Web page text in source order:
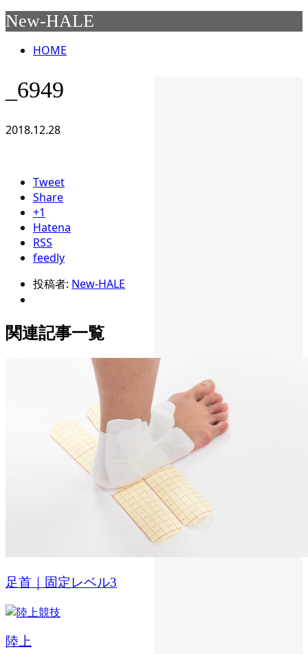
New-HALE
HOME
_6949
2018.12.28
Tweet
Share
+1
Hatena
RSS
feedly
投稿者: New-HALE
関連記事一覧
足首｜固定レベル3
陸上